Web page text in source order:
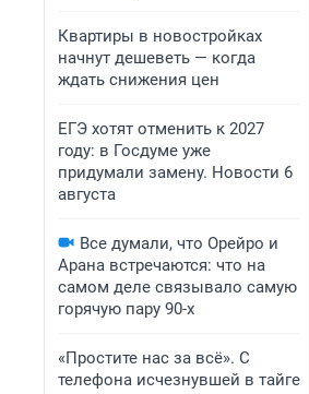
Квартиры в новостройках
начнут дешеветь — когда
ждать снижения цен
ЕГЭ хотят отменить к 2027
году: в Госдуме уже
придумали замену. Новости 6
августа
Все думали, что Орейро и
Арана встречаются: что на
самом деле связывало самую
горячую пару 90-х
«Простите нас за всё». С
телефона исчезнувшей в тайге